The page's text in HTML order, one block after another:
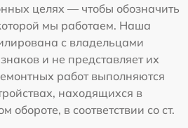
целях — чтобы обозначить
мы работаем. Наша
с владельцами
и не представляет их
работ выполняются
находящихся в
обороте, в соответствии со ст.